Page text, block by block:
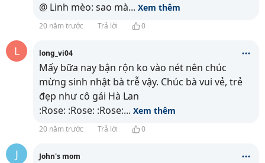
@ Linh mèo: sao mà... Xem thêm
20 năm trước Trả lời 0
L long_vi04
Mấy bữa nay bận rộn ko vào nét nên chúc
mừng sinh nhật bà trễ vậy. Chúc bà vui vẻ, trẻ
đẹp như cô gái Hà Lan
:Rose: :Rose: :Rose:... Xem thêm
20 năm trước Trả lời 0
J John's mom